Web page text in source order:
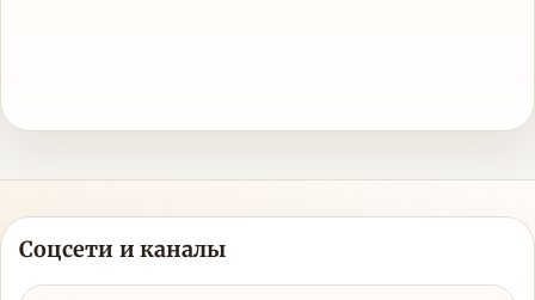
Соцсети и каналы